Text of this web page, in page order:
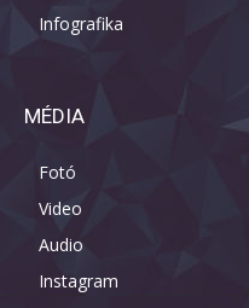
Infografika
MÉDIA
Fotó
Video
Audio
Instagram